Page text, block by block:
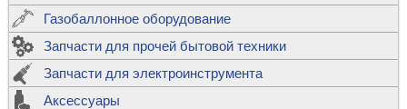
Газобаллонное оборудование
Запчасти для прочей бытовой техники
Запчасти для электроинструмента
Аксессуары